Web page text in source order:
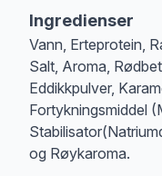
Ingredienser
Vann, Erteprotein,
Salt, Aroma,
Eddikkpulver,
Fortykningsmiddel
og Røykaroma.